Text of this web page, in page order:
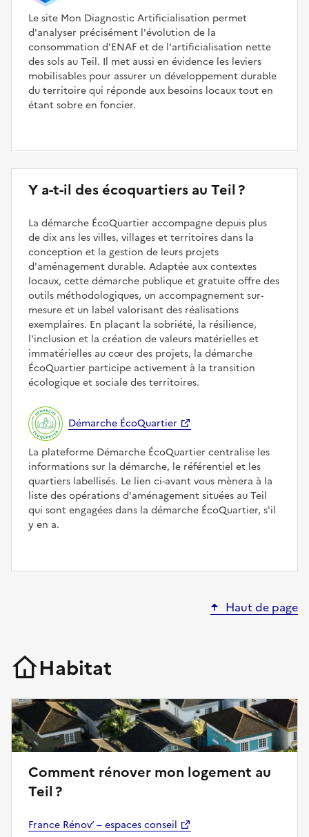
Le site Mon Diagnostic Artificialisation permet
d'analyser précisément l'évolution de la
consommation d'ENAF et de l'artificialisation nette
des sols au Teil. Il met aussi en évidence les leviers
mobilisables pour assurer un développement durable
du territoire qui réponde aux besoins locaux tout en
étant sobre en foncier.
Y a-t-il des écoquartiers au Teil ?
La démarche ÉcoQuartier accompagne depuis plus
de dix ans les villes, villages et territoires dans la
conception et la gestion de leurs projets
d'aménagement durable. Adaptée aux contextes
locaux, cette démarche publique et gratuite offre des
outils méthodologiques, un accompagnement sur-
mesure et un label valorisant des réalisations
exemplaires. En plaçant la sobriété, la résilience,
l'inclusion et la création de valeurs matérielles et
immatérielles au cœur des projets, la démarche
ÉcoQuartier participe activement à la transition
écologique et sociale des territoires.
Démarche ÉcoQuartier
La plateforme Démarche ÉcoQuartier centralise les
informations sur la démarche, le référentiel et les
quartiers labellisés. Le lien ci-avant vous mènera à la
liste des opérations d'aménagement situées au Teil
qui sont engagées dans la démarche ÉcoQuartier, s'il
y en a.
Haut de page
Habitat
Comment rénover mon logement au
Teil ?
France Rénov’ – espaces conseil